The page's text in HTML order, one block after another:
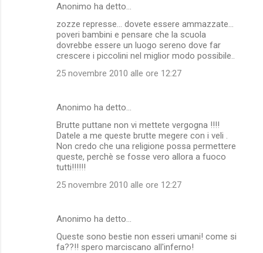
Anonimo ha detto…
zozze represse... dovete essere ammazzate...
poveri bambini e pensare che la scuola
dovrebbe essere un luogo sereno dove far
crescere i piccolini nel miglior modo possibile..
25 novembre 2010 alle ore 12:27
Anonimo ha detto…
Brutte puttane non vi mettete vergogna !!!!
Datele a me queste brutte megere con i veli .
Non credo che una religione possa permettere
queste, perchè se fosse vero allora a fuoco
tutti!!!!!!
25 novembre 2010 alle ore 12:27
Anonimo ha detto…
Queste sono bestie non esseri umani! come si
fa??!! spero marciscano all'inferno!